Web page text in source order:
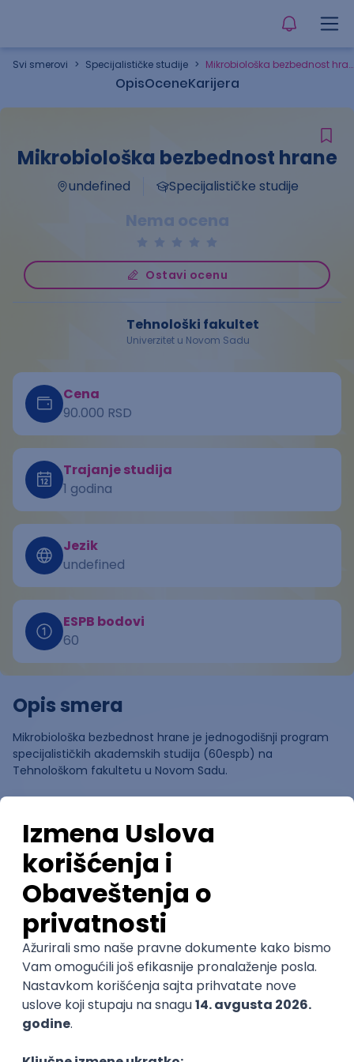
Svi smerovi > Specijalističke studije > Mikrobiološka bezbednost hrane
OpisOceneKarijera
Mikrobiološka bezbednost hrane
undefined Specijalističke studije
Nema ocena
Ostavi ocenu
Tehnološki fakultet
Univerzitet u Novom Sadu
Cena
90.000 RSD
Trajanje studija
1 godina
Jezik
undefined
ESPB bodovi
60
Opis smera
Mikrobiološka bezbednost hrane je jednogodišnji program
specijalističkih akademskih studija (60espb) na
Tehnološkom fakultetu u Novom Sadu.
Pomozi nam da saznamo više o
ovom smeru
(0ocena)
Ostavi ocenu